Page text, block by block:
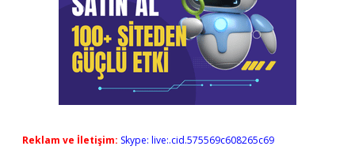
Reklam ve İletişim: Skype: live:.cid.575569c608265c69